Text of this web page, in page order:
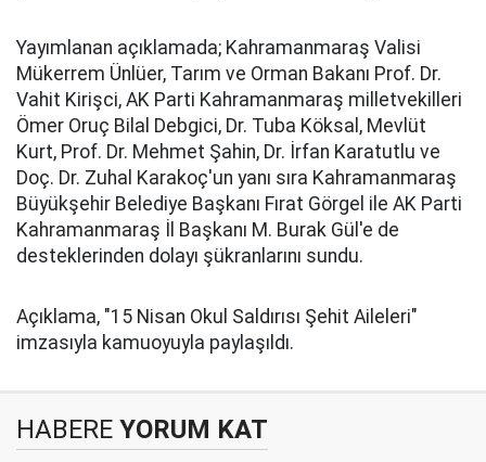
Yayımlanan açıklamada; Kahramanmaraş Valisi
Mükerrem Ünlüer, Tarım ve Orman Bakanı Prof. Dr.
Vahit Kirişci, AK Parti Kahramanmaraş milletvekilleri
Ömer Oruç Bilal Debgici, Dr. Tuba Köksal, Mevlüt
Kurt, Prof. Dr. Mehmet Şahin, Dr. İrfan Karatutlu ve
Doç. Dr. Zuhal Karakoç'un yanı sıra Kahramanmaraş
Büyükşehir Belediye Başkanı Fırat Görgel ile AK Parti
Kahramanmaraş İl Başkanı M. Burak Gül'e de
desteklerinden dolayı şükranlarını sundu.
Açıklama, "15 Nisan Okul Saldırısı Şehit Aileleri"
imzasıyla kamuoyuyla paylaşıldı.
HABERE YORUM KAT